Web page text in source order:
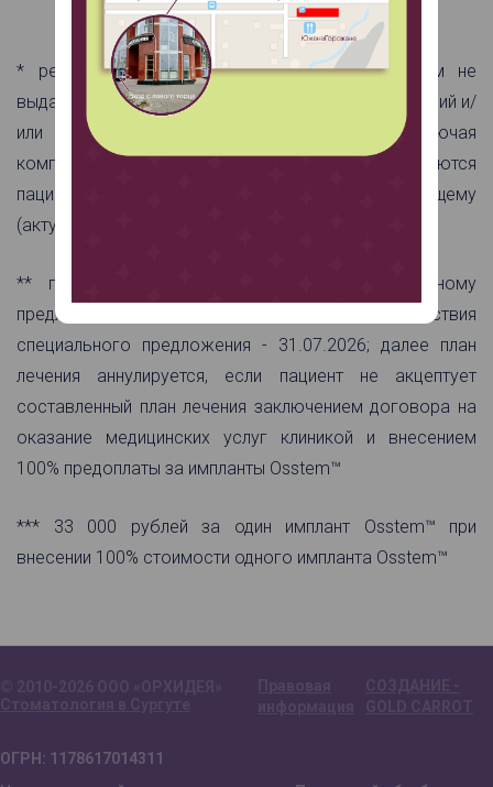
* результаты обследования на руки пациентам не
выдаются; в случае иных необходимых обследований и/
или диагностических исследований (включая
компьютерную томографию) услуги оплачиваются
пациентом в полном объеме согласно действующему
(актуальному) прайс-листу клиники
** план лечения согласно данному специальному
предложению действует до окончания действия
специального предложения - 31.07.2026; далее план
лечения аннулируется, если пациент не акцептует
составленный план лечения заключением договора на
оказание медицинских услуг клиникой и внесением
100% предоплаты за импланты Osstem™
*** 33 000 рублей за один имплант Osstem™ при
внесении 100% стоимости одного импланта Osstem™
ОГРН: 1178617014311